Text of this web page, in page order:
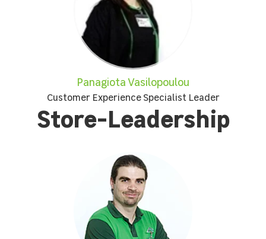
Panagiota Vasilopoulou
Customer Experience Specialist Leader
Store-Leadership